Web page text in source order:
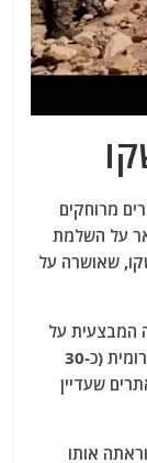
מרוחקים
על השלמת
שאושרה על
המבצעית על
האדמות שהיו תחת סמכותו בגזרת הליטאני הדרומית (כ-30
שעדיין
אותו